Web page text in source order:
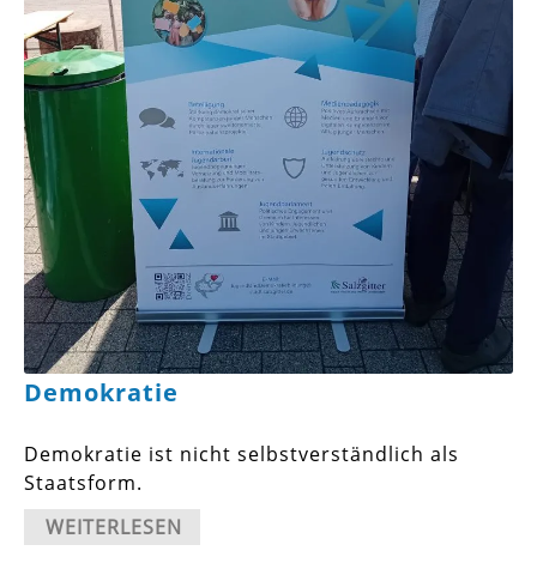
Demokratie
Demokratie ist nicht selbstverständlich als
Staatsform.
WEITERLESEN